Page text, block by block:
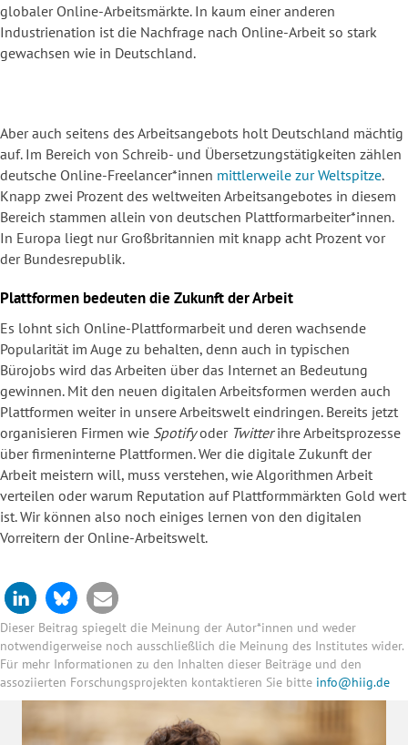
globaler Online-Arbeitsmärkte. In kaum einer anderen
Industrienation ist die Nachfrage nach Online-Arbeit so stark
gewachsen wie in Deutschland.
Aber auch seitens des Arbeitsangebots holt Deutschland mächtig
auf. Im Bereich von Schreib- und Übersetzungstätigkeiten zählen
deutsche Online-Freelancer*innen mittlerweile zur Weltspitze.
Knapp zwei Prozent des weltweiten Arbeitsangebotes in diesem
Bereich stammen allein von deutschen Plattformarbeiter*innen.
In Europa liegt nur Großbritannien mit knapp acht Prozent vor
der Bundesrepublik.
Plattformen bedeuten die Zukunft der Arbeit
Es lohnt sich Online-Plattformarbeit und deren wachsende
Popularität im Auge zu behalten, denn auch in typischen
Bürojobs wird das Arbeiten über das Internet an Bedeutung
gewinnen. Mit den neuen digitalen Arbeitsformen werden auch
Plattformen weiter in unsere Arbeitswelt eindringen. Bereits jetzt
organisieren Firmen wie Spotifyoder Twitterihre Arbeitsprozesse
über firmeninterne Plattformen. Wer die digitale Zukunft der
Arbeit meistern will, muss verstehen, wie Algorithmen Arbeit
verteilen oder warum Reputation auf Plattformmärkten Gold wert
ist. Wir können also noch einiges lernen von den digitalen
Vorreitern der Online-Arbeitswelt.
Dieser Beitrag spiegelt die Meinung der Autor*innen und weder
notwendigerweise noch ausschließlich die Meinung des Institutes wider.
Für mehr Informationen zu den Inhalten dieser Beiträge und den
assoziierten Forschungsprojekten kontaktieren Sie bitte info@hiig.de